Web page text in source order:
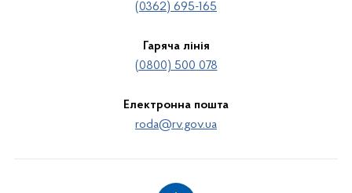
(0362) 695-165
Гаряча лінія
(0800) 500 078
Електронна пошта
roda@rv.gov.ua